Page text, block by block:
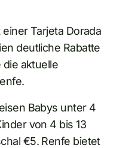
einer Tarjeta Dorada
deutliche Rabatte
die aktuelle
Babys unter 4
von 4 bis 13
€5. Renfe bietet